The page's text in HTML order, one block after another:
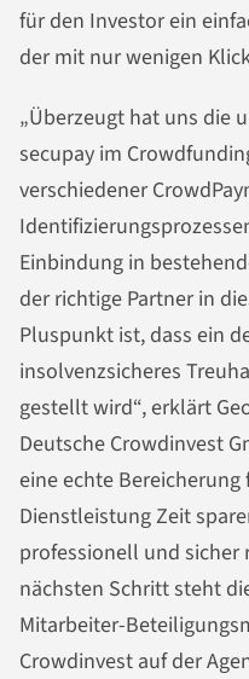
für den Investor ein
der mit nur wenigen
„Überzeugt hat uns die
secupay im
verschiedener
Einbindung in
der richtige Partner in
Pluspunkt ist, dass ein
insolvenzsicheres
gestellt wird“, erklärt
Deutsche Crowdinvest
eine echte
Dienstleistung Zeit
professionell und sicher
nächsten Schritt steht
Mitarbeiter-
Crowdinvest auf der